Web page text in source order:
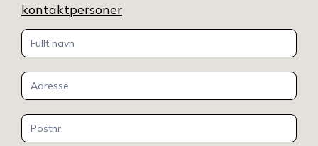
kontaktpersoner
Kontakt
oss